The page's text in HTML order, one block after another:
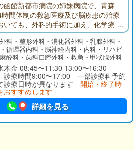
函館新都市病院の姉妹病院で、青森
間体制の救急医療及び脳疾患の治療
いても、外科的手術に加え、化学療
含めた集学的治療を実施していま
上で非常に重要なリハビリテーショ
置等を用いた新たな治療も取り入れ
のシームレスな医療を実践しており
科・整形外科・消化器外科・乳腺外科・
循環器内科・脳神経内科・内科・リハビ
酔科・歯科口腔外科・救急・甲状腺外科
金 08:45〜11:30 13:00〜16:30
療時間9:00〜17:00 一部診療科予約
療日時が異なります 開始・終了時
おすすめします
詳細を見る